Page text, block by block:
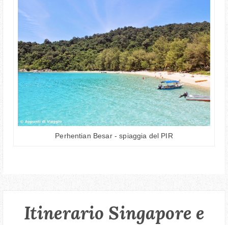
Perhentian Besar - spiaggia del PIR
Itinerario Singapore e